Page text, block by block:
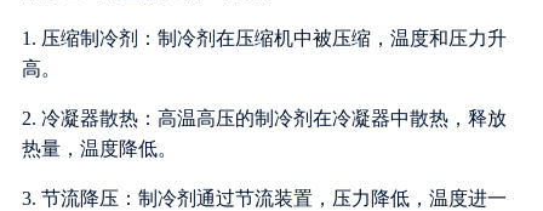
1. 压缩制冷剂：制冷剂在压缩机中被压缩，温度和压力升
高。
2. 冷凝器散热：高温高压的制冷剂在冷凝器中散热，释放
热量，温度降低。
3. 节流降压：制冷剂通过节流装置，压力降低，温度进一